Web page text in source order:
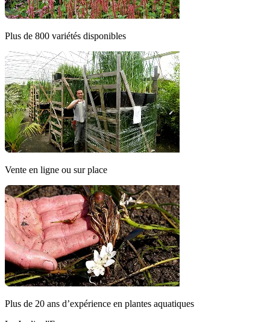
Plus de 800 variétés disponibles
Vente en ligne ou sur place
Plus de 20 ans d’expérience en plantes aquatiques